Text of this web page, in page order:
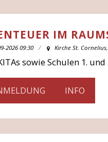
IM
2026 09:30 Kirche St.
sowie Schulen 1. und
INFO